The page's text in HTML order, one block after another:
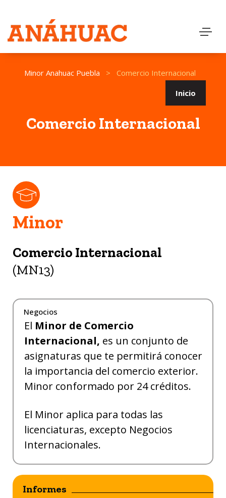
Minor Anahuac Puebla >
Comercio Internacional
Inicio
Comercio Internacional
Minor
Comercio Internacional
(MN13)
Negocios
El Minor de Comercio
Internacional, es un conjunto de
asignaturas que te permitirá conocer
la importancia del comercio exterior.
Minor conformado por 24 créditos.
El Minor aplica para todas las
licenciaturas, excepto Negocios
Internacionales.
Informes